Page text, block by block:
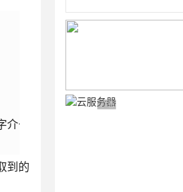
于 {1} 和 {2}之间.")]
到的
广告 商业广告，理性选择